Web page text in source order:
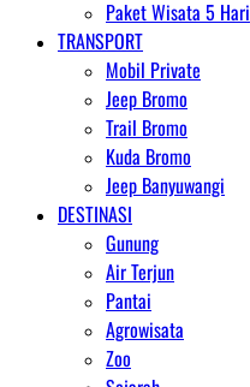
Paket Wisata 5 Hari
TRANSPORT
Mobil Private
Jeep Bromo
Trail Bromo
Kuda Bromo
Jeep Banyuwangi
DESTINASI
Gunung
Air Terjun
Pantai
Agrowisata
Zoo